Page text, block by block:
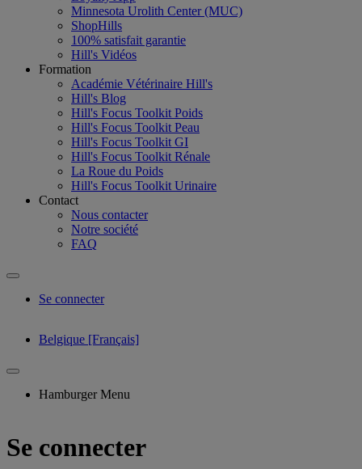
Minnesota Urolith Center (MUC)
ShopHills
100% satisfait garantie
Hill's Vidéos
Formation
Académie Vétérinaire Hill's
Hill's Blog
Hill's Focus Toolkit Poids
Hill's Focus Toolkit Peau
Hill's Focus Toolkit GI
Hill's Focus Toolkit Rénale
La Roue du Poids
Hill's Focus Toolkit Urinaire
Contact
Nous contacter
Notre société
FAQ
Se connecter
Belgique [Français]
Hamburger Menu
Se connecter